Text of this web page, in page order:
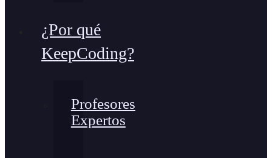
¿Por qué
KeepCoding?
Profesores
Expertos